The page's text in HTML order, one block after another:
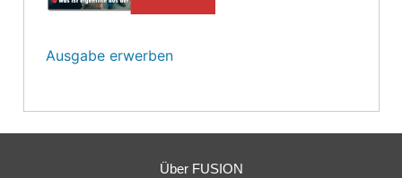
Ausgabe erwerben
Über FUSION